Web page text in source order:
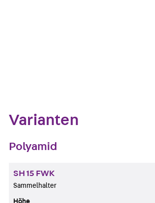
Varianten
Polyamid
SH 15 FWK
Sammelhalter
Höhe